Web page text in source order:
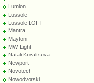
Lumion
Lussole
Lussole LOFT
Mantra
Maytoni
MW-Light
Natali Kovaltseva
Newport
Novotech
Nowodvorski